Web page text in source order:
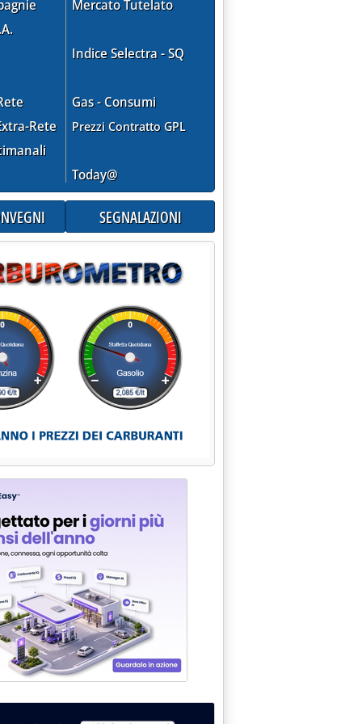
Rete
Mercato Tutelato
Indice Selectra - SQ
Gas - Consumi
Prezzi Contratto GPL
Today@
SEGNALAZIONI